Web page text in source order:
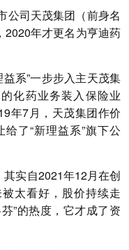
公司天茂集团（前身名
2020年才更名为亨迪药
系”一步步入主天茂集
化药业务装入保险业
年7月，天茂集团作价
了“新理益系”旗下公
实自2021年12月在创
太看好，股价持续走
”的热度，它才成了资